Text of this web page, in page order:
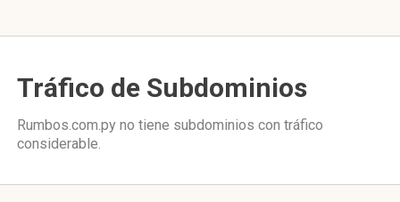
Tráfico de Subdominios
Rumbos.com.py no tiene subdominios con tráfico
considerable.